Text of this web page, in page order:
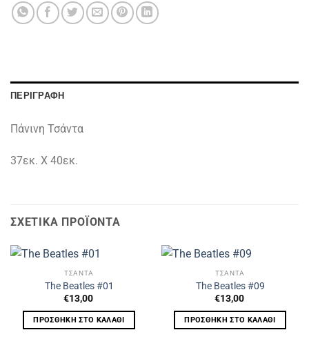
ΠΕΡΙΓΡΑΦΉ
Πάνινη Τσάντα
37εκ. Χ 40εκ.
ΣΧΕΤΙΚΆ ΠΡΟΪΌΝΤΑ
ΤΣΑΝΤΑ
The Beatles #01
€13,00
ΠΡΟΣΘΉΚΗ ΣΤΟ ΚΑΛΆΘΙ
ΤΣΑΝΤΑ
The Beatles #09
€13,00
ΠΡΟΣΘΉΚΗ ΣΤΟ ΚΑΛΆΘΙ